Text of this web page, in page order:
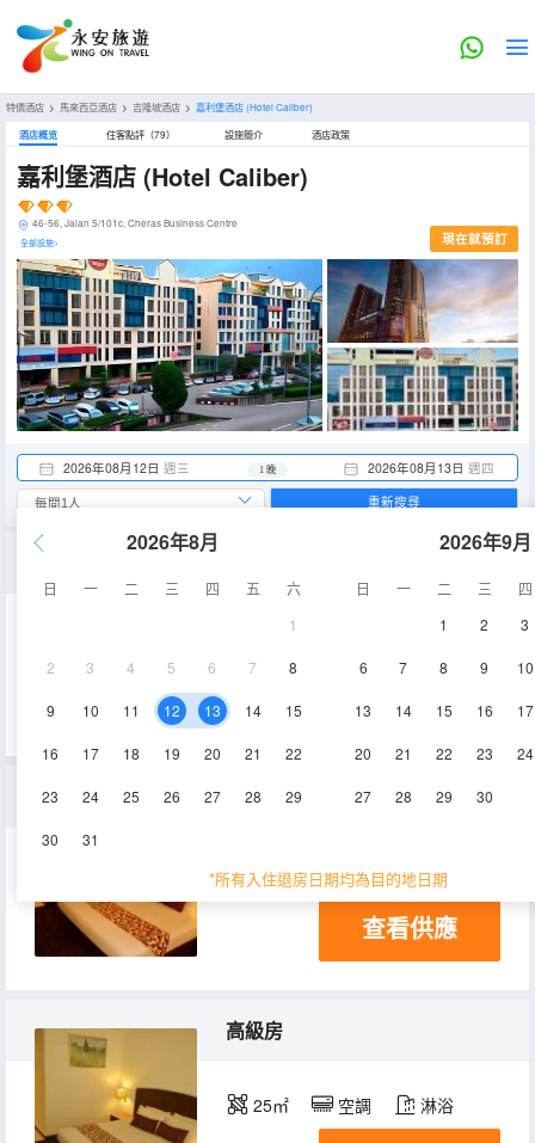
特價酒店 > 馬來西亞酒店 > 吉隆坡酒店 > 嘉利堡酒店(Hotel Caliber)
酒店概览 住客點評（79） 設施簡介 酒店政策
嘉利堡酒店 (Hotel Caliber)
46-56, Jalan 5/101c, Cheras Business Centre
全部設施> 現在就預訂
2026年08月12日 週三 2026年08月13日 週四
1 晚
2026年8月
日 一 二 三 四 五
六
1
2 3 4 5 6 7 8
9 10 11 12 13 14 15
16 17 18 19 20 21 22
23 24 25 26 27 28 29
30 31
2026年9月
日 一 二 三
四
1
2 3
6 7 8 9 10
13 14 15 16 17
20 21 22 23 24
27 28 29 30
*所有入住退房日期均為目的地日期
重新搜尋
高級特大床房
25㎡
查看供應
高級房
25㎡ 空調 淋浴